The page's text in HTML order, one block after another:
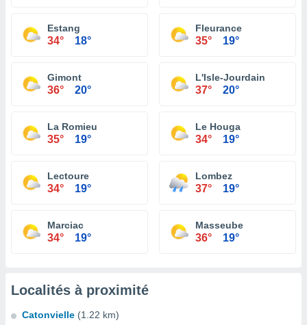
Estang
34° 18°
Fleurance
35° 19°
Gimont
36° 20°
L'Isle-Jourdain
37° 20°
La Romieu
35° 19°
Le Houga
34° 19°
Lectoure
34° 19°
Lombez
37° 19°
Marciac
34° 19°
Masseube
36° 19°
Localités à proximité
Catonvielle (1.22 km)